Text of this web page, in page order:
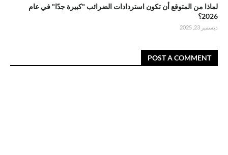
لماذا من المتوقع أن تكون استردادات الضرائب "كبيرة جدًا" في عام
2026؟
ديسمبر 23, 2025
POST A COMMENT